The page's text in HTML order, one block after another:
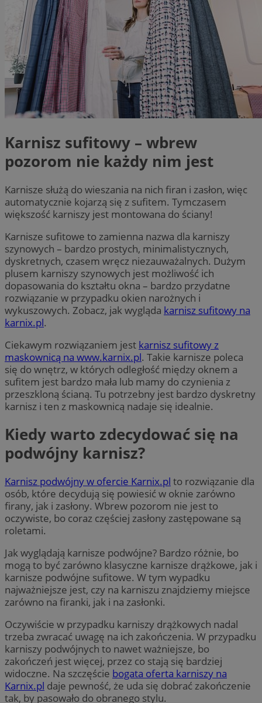
Karnisz sufitowy – wbrew
pozorom nie każdy nim jest
Karnisze służą do wieszania na nich firan i zasłon, więc
automatycznie kojarzą się z sufitem. Tymczasem
większość karniszy jest montowana do ściany!
Karnisze sufitowe to zamienna nazwa dla karniszy
szynowych – bardzo prostych, minimalistycznych,
dyskretnych, czasem wręcz niezauważalnych. Dużym
plusem karniszy szynowych jest możliwość ich
dopasowania do kształtu okna – bardzo przydatne
rozwiązanie w przypadku okien narożnych i
wykuszowych. Zobacz, jak wygląda karnisz sufitowy na
karnix.pl.
Ciekawym rozwiązaniem jest karnisz sufitowy z
maskownicą na www.karnix.pl. Takie karnisze poleca
się do wnętrz, w których odległość między oknem a
sufitem jest bardzo mała lub mamy do czynienia z
przeszkloną ścianą. Tu potrzebny jest bardzo dyskretny
karnisz i ten z maskownicą nadaje się idealnie.
Kiedy warto zdecydować się na
podwójny karnisz?
Karnisz podwójny w ofercie Karnix.pl to rozwiązanie dla
osób, które decydują się powiesić w oknie zarówno
firany, jak i zasłony. Wbrew pozorom nie jest to
oczywiste, bo coraz częściej zasłony zastępowane są
roletami.
Jak wyglądają karnisze podwójne? Bardzo różnie, bo
mogą to być zarówno klasyczne karnisze drążkowe, jak i
karnisze podwójne sufitowe. W tym wypadku
najważniejsze jest, czy na karniszu znajdziemy miejsce
zarówno na firanki, jak i na zasłonki.
Oczywiście w przypadku karniszy drążkowych nadal
trzeba zwracać uwagę na ich zakończenia. W przypadku
karniszy podwójnych to nawet ważniejsze, bo
zakończeń jest więcej, przez co stają się bardziej
widoczne. Na szczęście bogata oferta karniszy na
Karnix.pl daje pewność, że uda się dobrać zakończenie
tak, by pasowało do obranego stylu.